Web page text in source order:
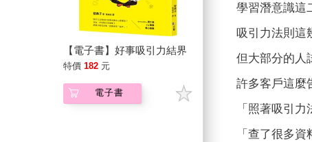
【電子書】好事吸引力結界
特價 182 元
電子書
學習潛意識這
吸引力法則這
但大部分的人
許多客戶這麼
「照著吸引
「查了很多